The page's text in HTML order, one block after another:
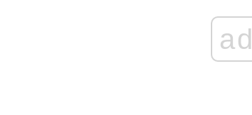
ad